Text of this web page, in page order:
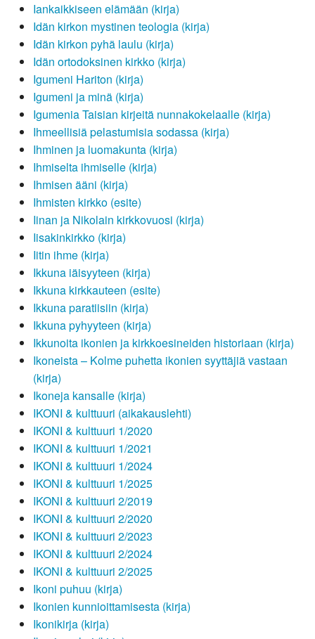
Iankaikkiseen elämään (kirja)
Idän kirkon mystinen teologia (kirja)
Idän kirkon pyhä laulu (kirja)
Idän ortodoksinen kirkko (kirja)
Igumeni Hariton (kirja)
Igumeni ja minä (kirja)
Igumenia Taisian kirjeitä nunnakokelaalle (kirja)
Ihmeellisiä pelastumisia sodassa (kirja)
Ihminen ja luomakunta (kirja)
Ihmiselta ihmiselle (kirja)
Ihmisen ääni (kirja)
Ihmisten kirkko (esite)
Iinan ja Nikolain kirkkovuosi (kirja)
Iisakinkirkko (kirja)
Iitin ihme (kirja)
Ikkuna iäisyyteen (kirja)
Ikkuna kirkkauteen (esite)
Ikkuna paratiisiin (kirja)
Ikkuna pyhyyteen (kirja)
Ikkunoita ikonien ja kirkkoesineiden historiaan (kirja)
Ikoneista – Kolme puhetta ikonien syyttäjiä vastaan
(kirja)
Ikoneja kansalle (kirja)
IKONI & kulttuuri (aikakauslehti)
IKONI & kulttuuri 1/2020
IKONI & kulttuuri 1/2021
IKONI & kulttuuri 1/2024
IKONI & kulttuuri 1/2025
IKONI & kulttuuri 2/2019
IKONI & kulttuuri 2/2020
IKONI & kulttuuri 2/2023
IKONI & kulttuuri 2/2024
IKONI & kulttuuri 2/2025
Ikoni puhuu (kirja)
Ikonien kunnioittamisesta (kirja)
Ikonikirja (kirja)